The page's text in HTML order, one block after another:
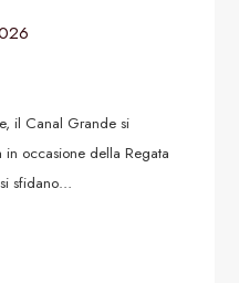
il Canal Grande si
occasione della Regata
sfidano…